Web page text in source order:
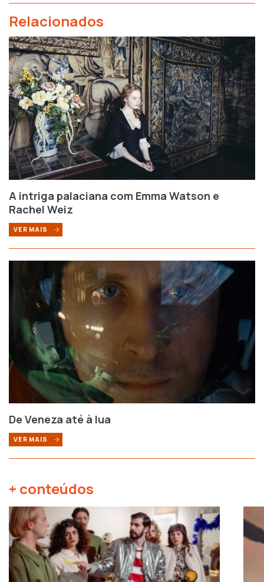
Relacionados
A intriga palaciana com Emma Watson e
Rachel Weiz
VER MAIS
De Veneza até à lua
VER MAIS
+ conteúdos